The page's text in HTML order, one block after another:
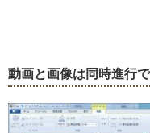
動画と画像は同時進行